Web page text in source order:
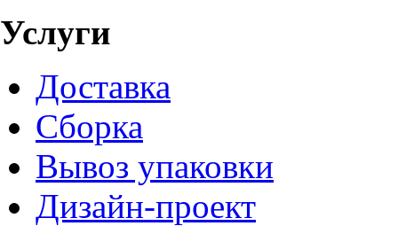
Услуги
Доставка
Сборка
Вывоз упаковки
Дизайн-проект